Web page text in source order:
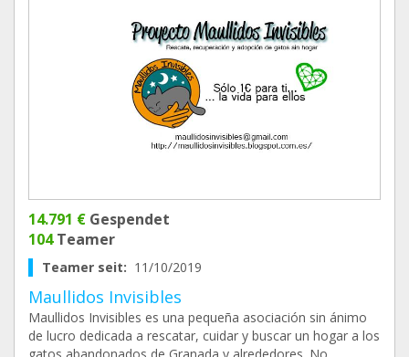
14.791 € Gespendet
104Teamer
Teamer seit: 11/10/2019
Maullidos Invisibles
Maullidos Invisibles es una pequeña asociación sin ánimo
de lucro dedicada a rescatar, cuidar y buscar un hogar a los